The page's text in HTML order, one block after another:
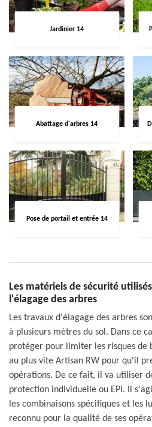
Jardinier 14
Abattage d'arbres 14
Pose de portail et entrée 14
Les matériels de sécurité
l'élagage des arbres
Les travaux d'élagage des arbres
à plusieurs mètres du sol. Dans ce
protéger pour limiter les risques de
au plus vite Artisan RW pour qu'il
opérations. De ce fait, il va utiliser
protection individuelle ou EPI. Il
les combinaisons spécifiques et les
reconnu pour la qualité de ses